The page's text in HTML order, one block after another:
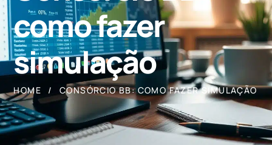
como fazer
simulação
HOME CONSÓRCIO BB: COMO FAZER SIMULAÇÃO